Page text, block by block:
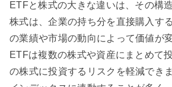
ETFと株式の大きな違いは、その構
株式は、企業の持ち分を直接購入す
の業績や市場の動向によって価値が
ETFは複数の株式や資産にまとめて
の株式に投資するリスクを軽減でき